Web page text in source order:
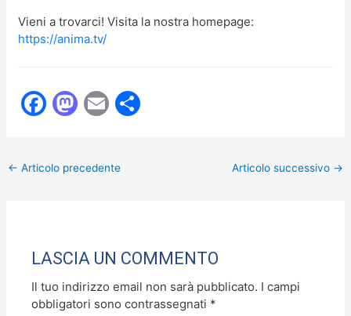
Vieni a trovarci! Visita la nostra homepage:
https://anima.tv/
F
e
o
k
M
o
n
E
l
← Articolo precedente Articolo successivo →
LASCIA UN COMMENTO
Il tuo indirizzo email non sarà pubblicato. I campi
obbligatori sono contrassegnati *